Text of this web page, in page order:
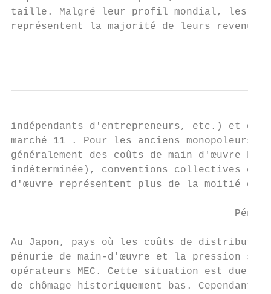
taille. Malgré leur profil mondial, les
représentent la majorité de leurs revenus.
indépendants d'entrepreneurs, etc.) et
marché 11 . Pour les anciens
généralement des coûts de main d'œuvre
indéterminée), conventions collectives et
d'œuvre représentent plus de la moitié
Au Japon, pays où les coûts de
pénurie de main-d'œuvre et la pression
opérateurs MEC. Cette situation est due
de chômage historiquement bas.